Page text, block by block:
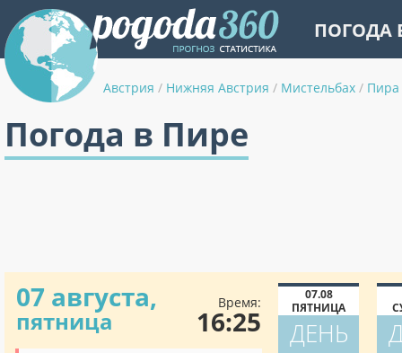
ПОГОДА
Австрия / Нижняя Австрия / Мистельбах / Пира
Погода в Пире
07 августа,
пятница
Время:
16:25
07.08
ПЯТНИЦА
ДЕНЬ